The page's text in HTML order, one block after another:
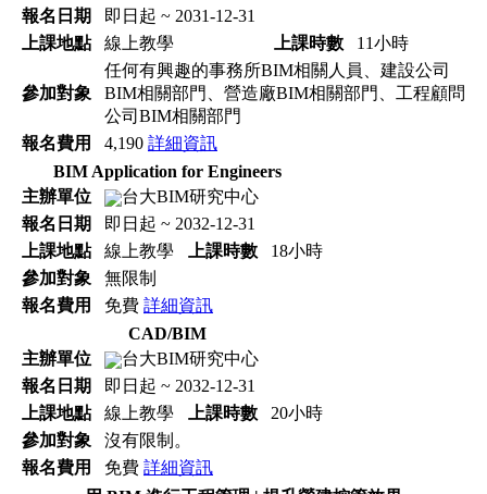
報名日期
即日起 ~ 2031-12-31
上課地點
線上教學 上課時數 11小時
參加對象
任何有興趣的事務所BIM相關人員、建設公司
BIM相關部門、營造廠BIM相關部門、工程顧問
公司BIM相關部門
報名費用
4,190 詳細資訊
BIM Application for Engineers
主辦單位
台大BIM研究中心
報名日期
即日起 ~ 2032-12-31
上課地點
線上教學 上課時數
18小時
參加對象
無限制
報名費用
免費 詳細資訊
CAD/BIM
主辦單位
台大BIM研究中心
報名日期
即日起 ~ 2032-12-31
上課地點
線上教學 上課時數
20小時
參加對象
沒有限制。
報名費用
免費 詳細資訊